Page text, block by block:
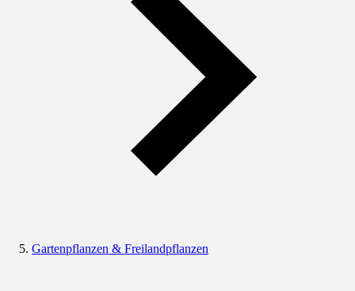
Gartenpflanzen & Freilandpflanzen